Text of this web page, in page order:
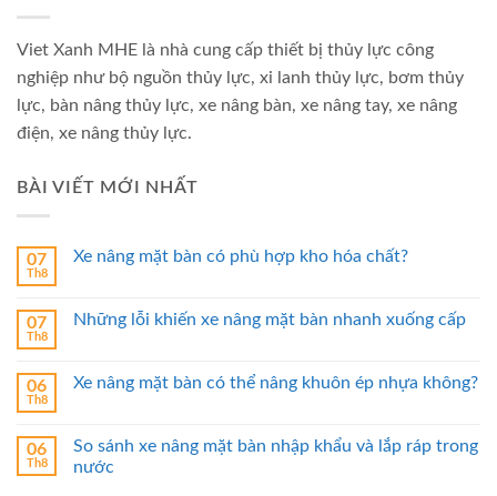
Viet Xanh MHE là nhà cung cấp thiết bị thủy lực công
nghiệp như bộ nguồn thủy lực, xi lanh thủy lực, bơm thủy
lực, bàn nâng thủy lực, xe nâng bàn, xe nâng tay, xe nâng
điện, xe nâng thủy lực.
BÀI VIẾT MỚI NHẤT
07
Th8
Xe nâng mặt bàn có phù hợp kho hóa chất?
07
Th8
Những lỗi khiến xe nâng mặt bàn nhanh xuống cấp
06
Th8
Xe nâng mặt bàn có thể nâng khuôn ép nhựa không?
06
Th8
So sánh xe nâng mặt bàn nhập khẩu và lắp ráp trong
nước